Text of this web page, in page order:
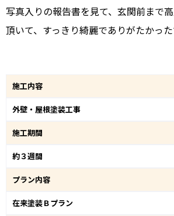
写真入りの報告書を見て、玄関前まで
頂いて、すっきり綺麗でありがたかった
施工内容
外壁・屋根塗装工事
施工期間
約３週間
プラン内容
在来塗装Ｂプラン